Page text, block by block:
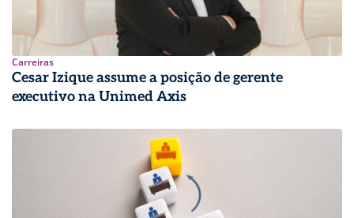
Carreiras
Cesar Izique assume a posição de gerente
executivo na Unimed Axis